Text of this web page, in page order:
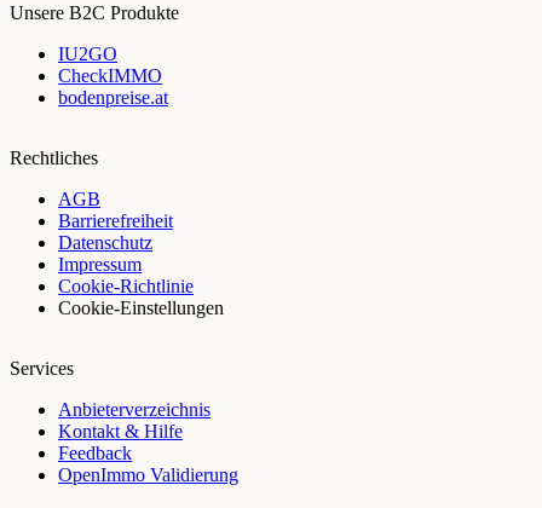
Unsere B2C Produkte
IU2GO
CheckIMMO
bodenpreise.at
Rechtliches
AGB
Barrierefreiheit
Datenschutz
Impressum
Cookie-Richtlinie
Cookie-Einstellungen
Services
Anbieterverzeichnis
Kontakt & Hilfe
Feedback
OpenImmo Validierung